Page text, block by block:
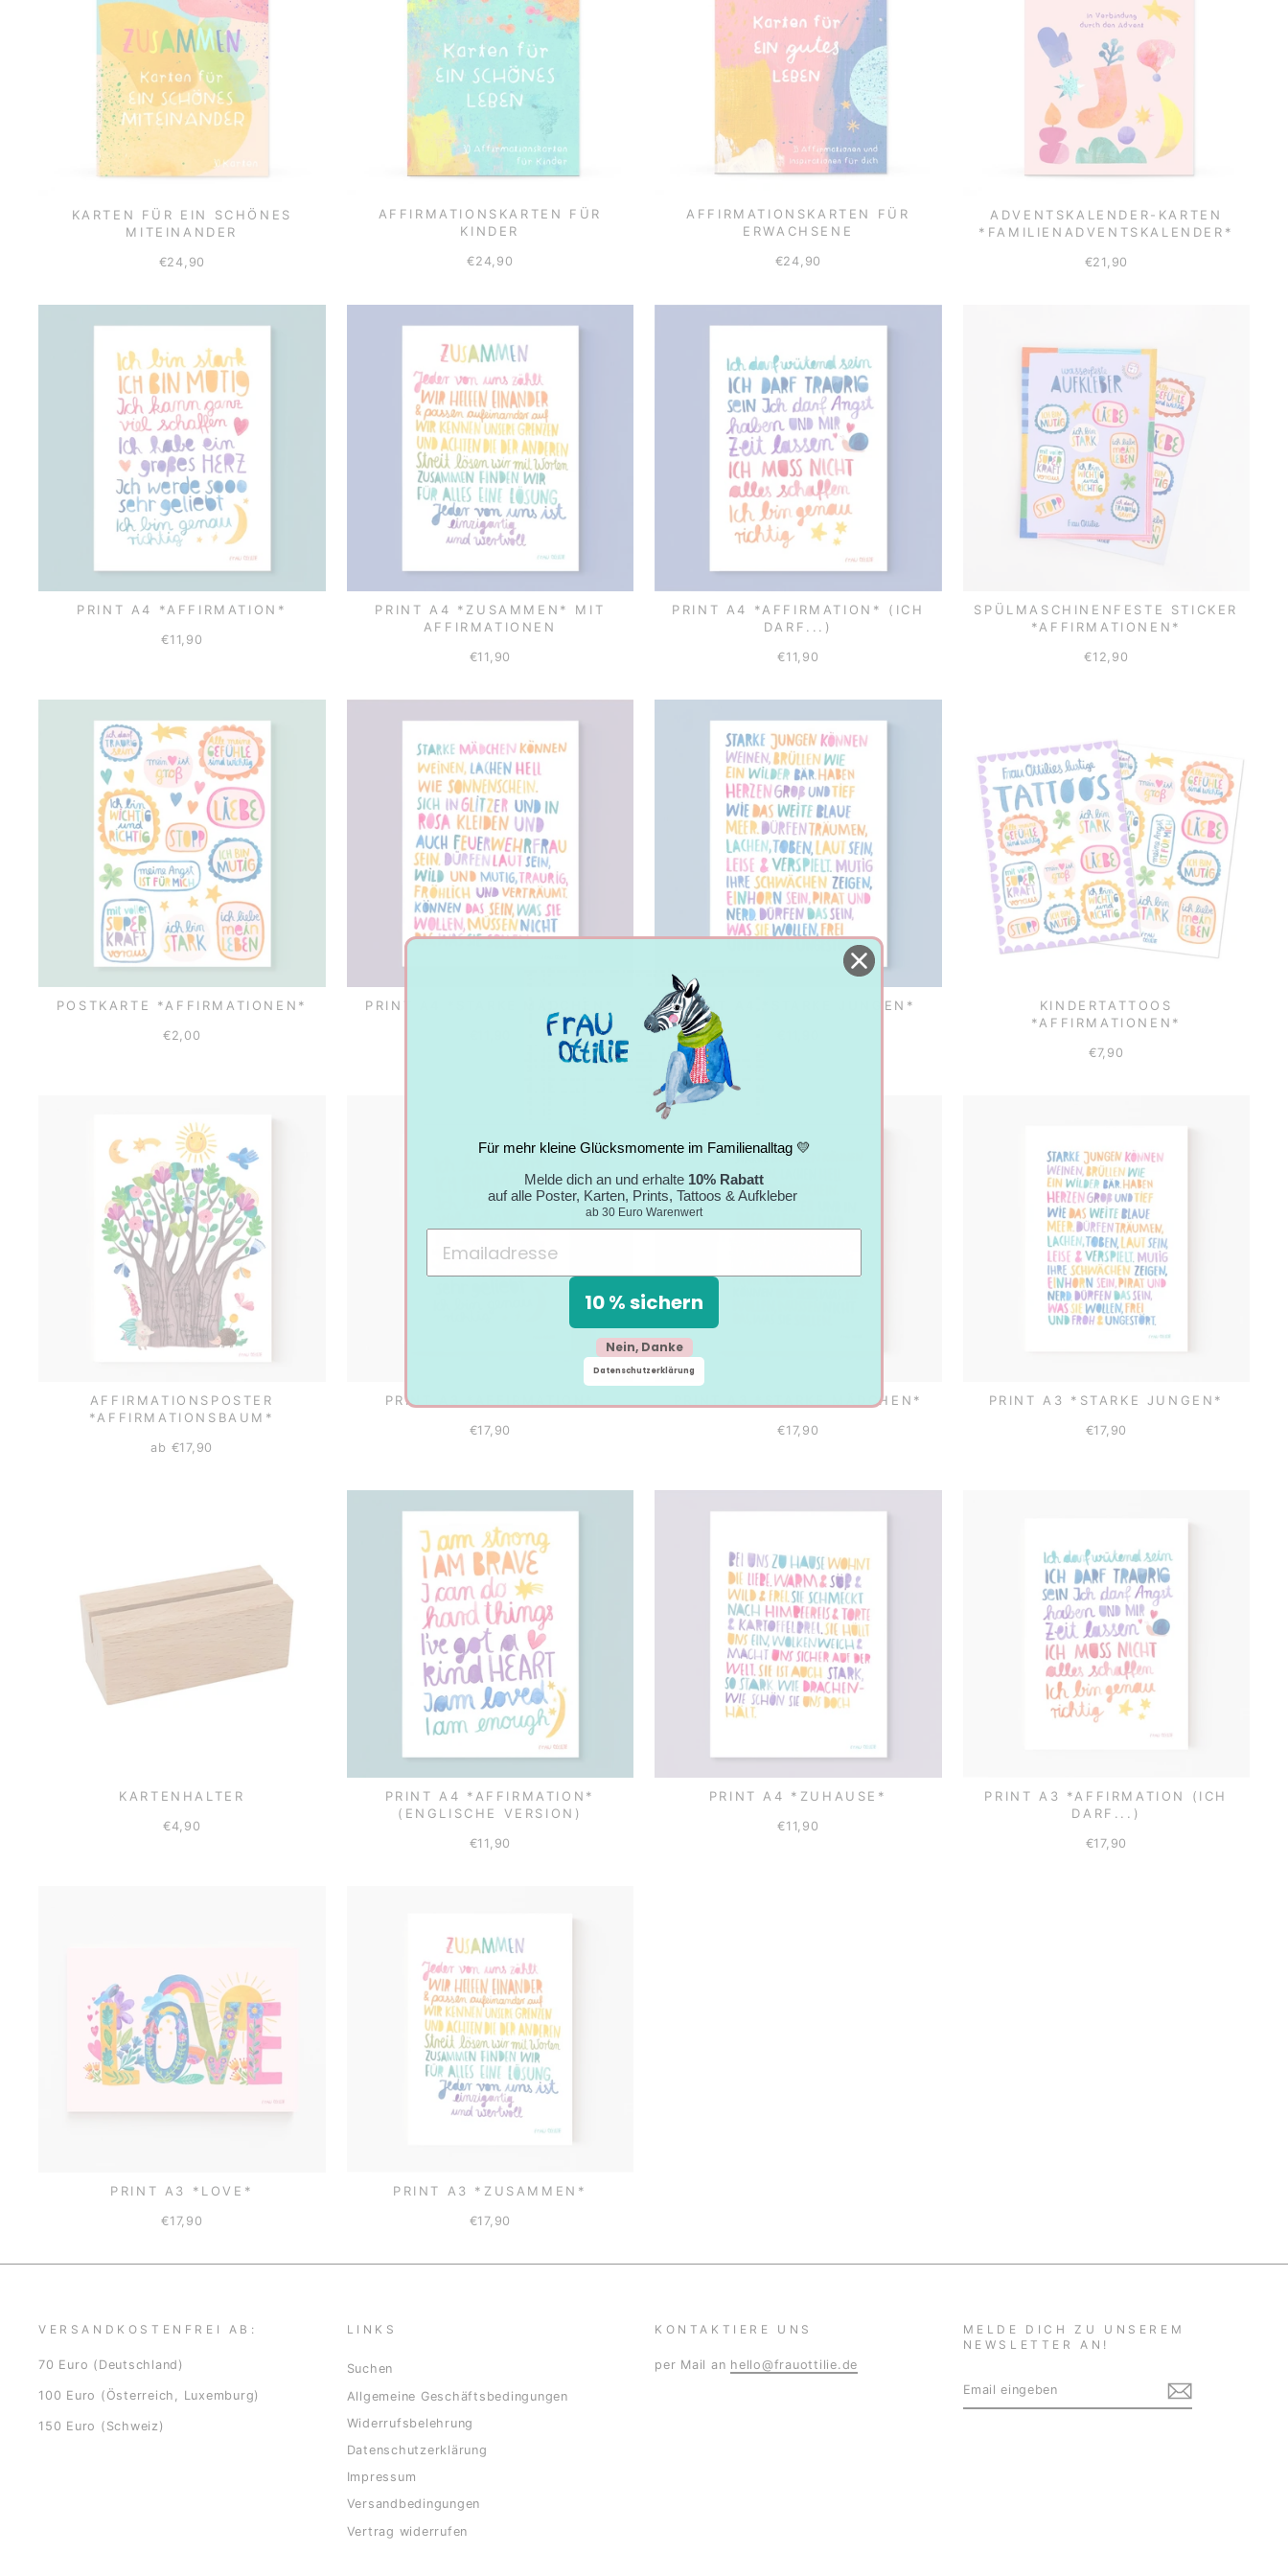
KARTEN FÜR EIN SCHÖNES
MITEINANDER
€24,90
AFFIRMATIONSKARTEN FÜR
KINDER
€24,90
AFFIRMATIONSKARTEN FÜR
ERWACHSENE
€24,90
ADVENTSKALENDER-KARTEN
*FAMILIENADVENTSKALENDER*
€21,90
PRINT A4 *AFFIRMATION*
€11,90
PRINT A4 *ZUSAMMEN* MIT
AFFIRMATIONEN
€11,90
PRINT A4 *AFFIRMATION* (ICH
DARF...)
€11,90
SPÜLMASCHINENFESTE STICKER
*AFFIRMATIONEN*
€12,90
POSTKARTE *AFFIRMATIONEN*
€2,00
PRINT A4 *STARKE MÄDCHEN* PRINT A4 *STARKE JUNGEN*
KINDERTATTOOS
*AFFIRMATIONEN*
€7,90
AFFIRMATIONSPOSTER
*AFFIRMATIONSBAUM*
ab €17,90
PRINT A3 *AFFIRMATION*
€17,90
PRINT A3 *STARKE MÄDCHEN*
€17,90
PRINT A3 *STARKE JUNGEN*
€17,90
KARTENHALTER
€4,90
PRINT A4 *AFFIRMATION*
(ENGLISCHE VERSION)
€11,90
PRINT A4 *ZUHAUSE*
€11,90
PRINT A3 *AFFIRMATION (ICH
DARF...)
€17,90
PRINT A3 *LOVE*
€17,90
PRINT A3 *ZUSAMMEN*
€17,90
VERSANDKOSTENFREI AB:
70 Euro (Deutschland)
100 Euro (Österreich, Luxemburg)
150 Euro (Schweiz)
LINKS
Suchen
Allgemeine Geschäftsbedingungen
Widerrufsbelehrung
Datenschutzerklärung
Impressum
Versandbedingungen
Vertrag widerrufen
KONTAKTIERE UNS
per Mail an hello@frauottilie.de
MELDE DICH ZU UNSEREM
NEWSLETTER AN!
EINGEBEN
Für mehr kleine Glücksmomente im Familienalltag 💛
Melde dich an und erhalte 10% Rabatt
auf alle Poster, Karten, Prints, Tattoos & Aufkleber
ab 30 Euro Warenwert
10 % sichern
Nein, Danke
Datenschutzerklärung